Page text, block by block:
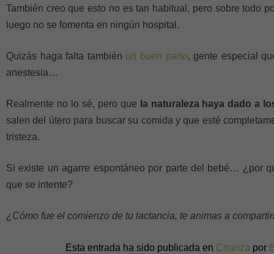
También creo que esto no es tan habitual, pero sobre todo
luego no se fomenta en ningún hospital.
Quizás haga falta también un buen parto, gente especial
anestesia…
Realmente no lo sé, pero que la naturaleza haya dado a
salen del útero para buscar su comida y que esté
tristeza.
Si existe un agarre espontáneo por parte del bebé… ¿por
que se intente?
¿Cómo fue el comienzo de tu lactancia, te animas a
Esta entrada ha sido publicada en Crianza por